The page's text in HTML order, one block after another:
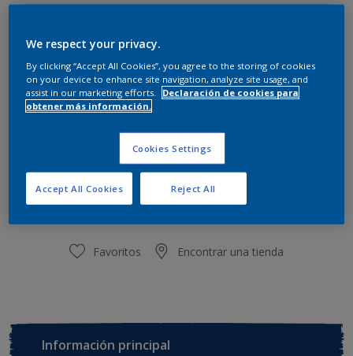
Cantidad Calculadora de pintura
Este producto no está actualmente disponible en línea.
Por favor, visite su tienda más cercana.
Favoritos Encontrar una tienda
Información principal
We respect your privacy.
By clicking “Accept All Cookies”, you agree to the storing of cookies
on your device to enhance site navigation, analyze site usage, and
assist in our marketing efforts.
Declaración de cookies para
obtener más información.
Cookies Settings
Reject All
Accept All Cookies